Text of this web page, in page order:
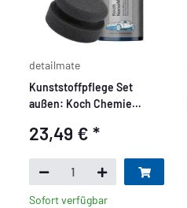
detailmate
Kunststoffpflege Set
außen: Koch Chemie
500ml +
Mikrofasertuch
23,49 €*
Sofort verfügbar